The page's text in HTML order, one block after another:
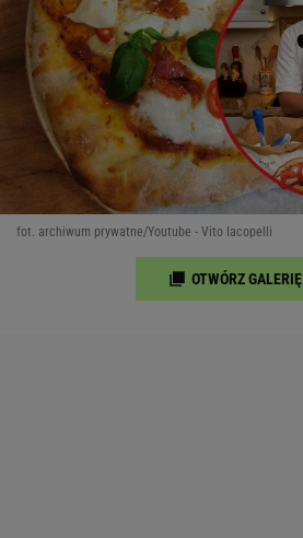
fot. archiwum prywatne/Youtube - Vito Iacopelli
OTWÓRZ GALERIĘ